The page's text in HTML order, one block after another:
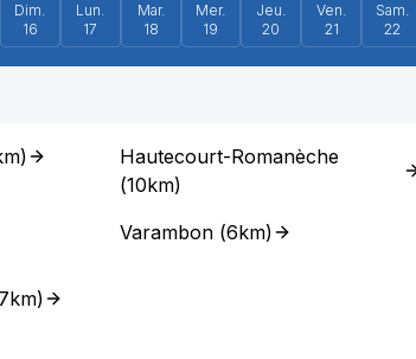
Dim.
16
Lun.
17
Mar.
18
Mer.
19
Jeu.
20
Ven.
21
Sam.
22
)
7km)
Hautecourt-Romanèche
(10km)
Varambon(6km)